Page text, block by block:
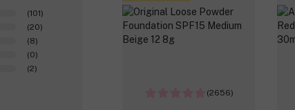
(2656)
(101)
(20)
(8)
(0)
(2)